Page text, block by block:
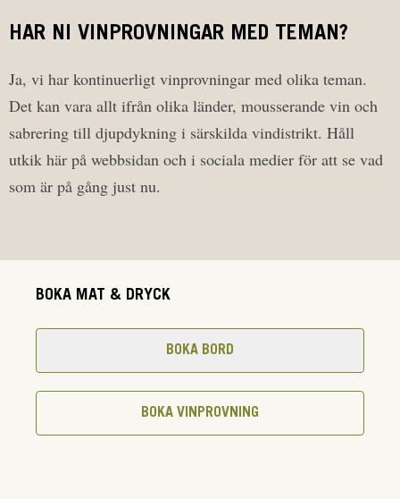
HAR NI VINPROVNINGAR MED TEMAN?
Ja, vi har kontinuerligt vinprovningar med olika teman.
Det kan vara allt ifrån olika länder, mousserande vin och
sabrering till djupdykning i särskilda vindistrikt. Håll
utkik här på webbsidan och i sociala medier för att se vad
som är på gång just nu.
BOKA MAT & DRYCK
BOKA BORD
BOKA VINPROVNING